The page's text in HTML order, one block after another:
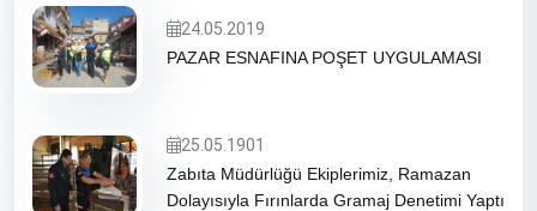
24.05.2019
PAZAR ESNAFINA POŞET UYGULAMASI
25.05.1901
Zabıta Müdürlüğü Ekiplerimiz, Ramazan
Dolayısıyla Fırınlarda Gramaj Denetimi Yaptı